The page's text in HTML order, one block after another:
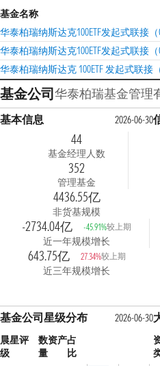
基金名称
华泰柏瑞纳斯达克100ETF发起式联接（
华泰柏瑞纳斯达克100ETF发起式联接（
华泰柏瑞纳斯达克 100ETF 发起式联接
基金公司华泰柏瑞基金管理
基本信息 2026-06-30
44
基金经理人数
352
管理基金
4436.55亿
非货基规模
-2734.04亿 -45.91%较上期
近一年规模增长
643.75亿 27.34%较上期
近三年规模增长
基金公司星级分布
2026-06-30
晨星评
级
数
量
资产占
比